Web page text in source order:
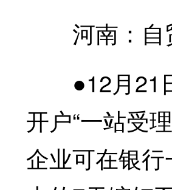
河南：自
●12月21日
开户“一站受
企业可在银